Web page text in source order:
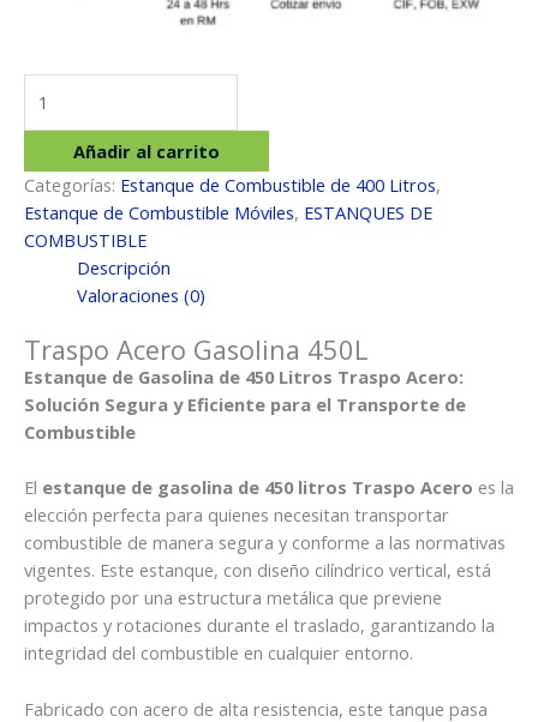
Acero
Gasolina
450L
cantidad
Añadir al carrito
Categorías: Estanque de Combustible de 400 Litros,
Estanque de Combustible Móviles, ESTANQUES DE
COMBUSTIBLE
Descripción
Valoraciones (0)
Traspo Acero Gasolina 450L
Estanque de Gasolina de 450 Litros Traspo Acero:
Solución Segura y Eficiente para el Transporte de
Combustible
El estanque de gasolina de 450 litros Traspo Acero es la
elección perfecta para quienes necesitan transportar
combustible de manera segura y conforme a las normativas
vigentes. Este estanque, con diseño cilíndrico vertical, está
protegido por una estructura metálica que previene
impactos y rotaciones durante el traslado, garantizando la
integridad del combustible en cualquier entorno.
Fabricado con acero de alta resistencia, este tanque pasa